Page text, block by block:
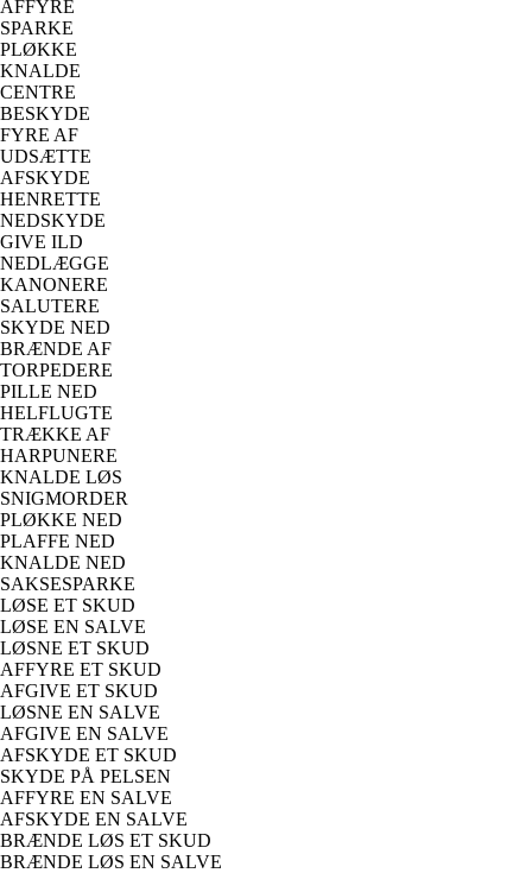
AFFYRE
SPARKE
PLØKKE
KNALDE
CENTRE
BESKYDE
FYRE AF
UDSÆTTE
AFSKYDE
HENRETTE
NEDSKYDE
GIVE ILD
NEDLÆGGE
KANONERE
SALUTERE
SKYDE NED
BRÆNDE AF
TORPEDERE
PILLE NED
HELFLUGTE
TRÆKKE AF
HARPUNERE
KNALDE LØS
SNIGMORDER
PLØKKE NED
PLAFFE NED
KNALDE NED
SAKSESPARKE
LØSE ET SKUD
LØSE EN SALVE
LØSNE ET SKUD
AFFYRE ET SKUD
AFGIVE ET SKUD
LØSNE EN SALVE
AFGIVE EN SALVE
AFSKYDE ET SKUD
SKYDE PÅ PELSEN
AFFYRE EN SALVE
AFSKYDE EN SALVE
BRÆNDE LØS ET SKUD
BRÆNDE LØS EN SALVE